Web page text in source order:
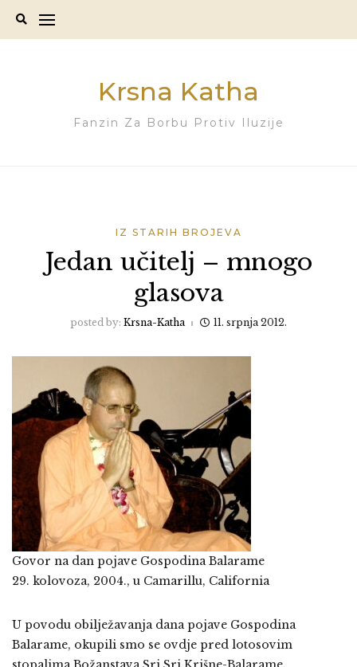
Krsna Katha
Fanzin Za Borbu Protiv Iluzije
IZ STARIH BROJEVA
Jedan učitelj – mnogo
glasova
posted by: Krsna-Katha 11. srpnja 2012.
Govor na dan pojave Gospodina Balarame
29. kolovoza, 2004., u Camarillu, California
U povodu obilježavanja dana pojave Gospodina
Balarame, okupili smo se ovdje pred lotosovim